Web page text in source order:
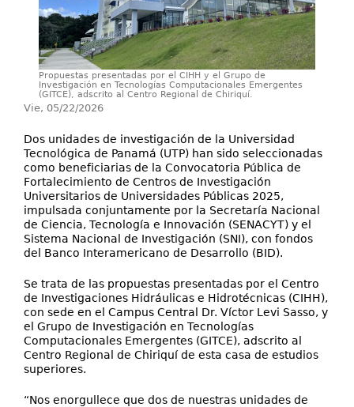
Propuestas presentadas por el CIHH y el Grupo de
Investigación en Tecnologías Computacionales Emergentes
(GITCE), adscrito al Centro Regional de Chiriquí.
Vie, 05/22/2026
Dos unidades de investigación de la Universidad
Tecnológica de Panamá (UTP) han sido seleccionadas
como beneficiarias de la Convocatoria Pública de
Fortalecimiento de Centros de Investigación
Universitarios de Universidades Públicas 2025,
impulsada conjuntamente por la Secretaría Nacional
de Ciencia, Tecnología e Innovación (SENACYT) y el
Sistema Nacional de Investigación (SNI), con fondos
del Banco Interamericano de Desarrollo (BID).
Se trata de las propuestas presentadas por el Centro
de Investigaciones Hidráulicas e Hidrotécnicas (CIHH),
con sede en el Campus Central Dr. Víctor Levi Sasso, y
el Grupo de Investigación en Tecnologías
Computacionales Emergentes (GITCE), adscrito al
Centro Regional de Chiriquí de esta casa de estudios
superiores.
“Nos enorgullece que dos de nuestras unidades de